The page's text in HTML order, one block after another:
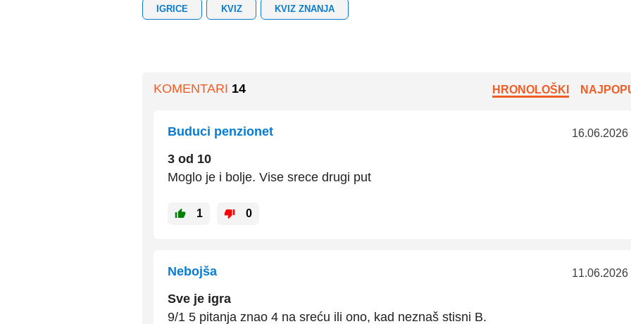
IGRICE KVIZ KVIZ ZNANJA
KOMENTARI 14 HRONOLOŠKI
Buduci penzionet 16.06.2026
3 od 10
Moglo je i bolje. Vise srece drugi put
1 0
Nebojša 11.06.2026
Sve je igra
9/1 5 pitanja znao 4 na sreću ili ono, kad neznaš stisni B.